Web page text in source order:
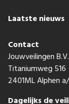
Laatste nieuws
Contact
Jouwveilingen B.V.
Titaniumweg 516
2401ML Alphen
Dagelijks de